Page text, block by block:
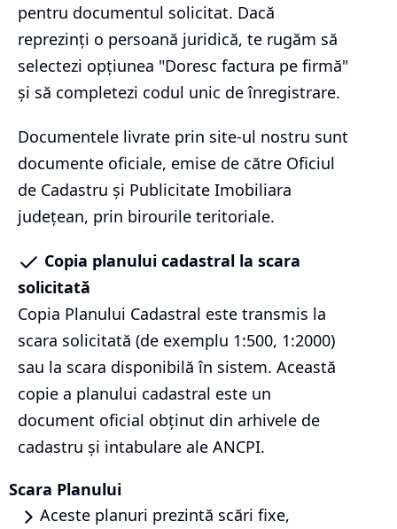
pentru documentul solicitat. Dacă
reprezinți o persoană juridică, te rugăm să
selectezi opțiunea "Doresc factura pe firmă"
și să completezi codul unic de înregistrare.
Documentele livrate prin site-ul nostru sunt
documente oficiale, emise de către Oficiul
de Cadastru și Publicitate Imobiliara
județean, prin birourile teritoriale.
Copia planului cadastral la scara
solicitată
Copia Planului Cadastral este transmis la
scara solicitată (de exemplu 1:500, 1:2000)
sau la scara disponibilă în sistem. Această
copie a planului cadastral este un
document oficial obținut din arhivele de
cadastru și intabulare ale ANCPI.
Scara Planului
Aceste planuri prezintă scări fixe,